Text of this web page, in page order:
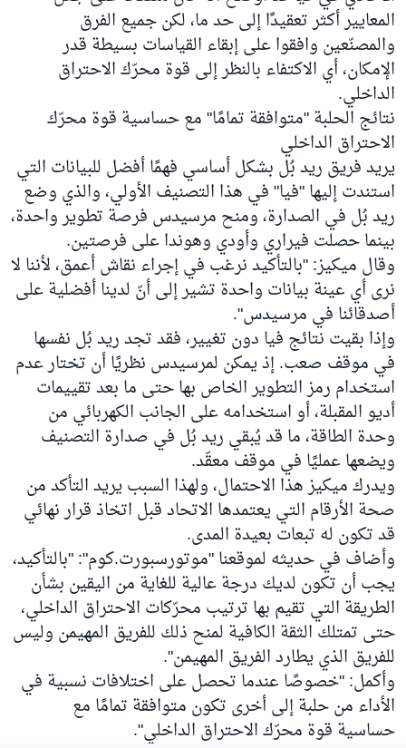
المعايير أكثر تعقيدًا إلى حد ما، لكن جميع الفرق
والمصنّعين وافقوا على إبقاء القياسات بسيطة قدر
الإمكان، أي الاكتفاء بالنظر إلى قوة محرّك الاحتراق
الداخلي.
نتائج الحلبة "متوافقة تمامًا" مع حساسية قوة محرّك
الاحتراق الداخلي
يريد فريق ريد بُل بشكل أساسي فهمًا أفضل للبيانات التي
استندت إليها "فيا" في هذا التصنيف الأولي، والذي وضع
ريد بُل في الصدارة، ومنح مرسيدس فرصة تطوير واحدة،
بينما حصلت فيراري وأودي وهوندا على فرصتين.
وقال ميكيز: "بالتأكيد نرغب في إجراء نقاش أعمق، لأننا لا
نرى أي عينة بيانات واحدة تشير إلى أنّ لدينا أفضلية على
أصدقائنا في مرسيدس".
وإذا بقيت نتائج فيا دون تغيير، فقد تجد ريد بُل نفسها
في موقف صعب. إذ يمكن لمرسيدس نظريًا أن تختار عدم
استخدام رمز التطوير الخاص بها حتى ما بعد تقييمات
أديو المقبلة، أو استخدامه على الجانب الكهربائي من
وحدة الطاقة، ما قد يُبقي ريد بُل في صدارة التصنيف
ويضعها عمليًا في موقف معقّد.
ويدرك ميكيز هذا الاحتمال، ولهذا السبب يريد التأكد من
صحة الأرقام التي يعتمدها الاتحاد قبل اتخاذ قرار نهائي
قد تكون له تبعات بعيدة المدى.
وأضاف في حديثه لموقعنا "موتورسبورت.كوم": "بالتأكيد،
يجب أن تكون لديك درجة عالية للغاية من اليقين بشأن
الطريقة التي تقيم بها ترتيب محرّكات الاحتراق الداخلي،
حتى تمتلك الثقة الكافية لمنح ذلك للفريق المهيمن وليس
للفريق الذي يطارد الفريق المهيمن".
وأكمل: "خصوصًا عندما تحصل على اختلافات نسبية في
الأداء من حلبة إلى أخرى تكون متوافقة تمامًا مع
حساسية قوة محرّك الاحتراق الداخلي".